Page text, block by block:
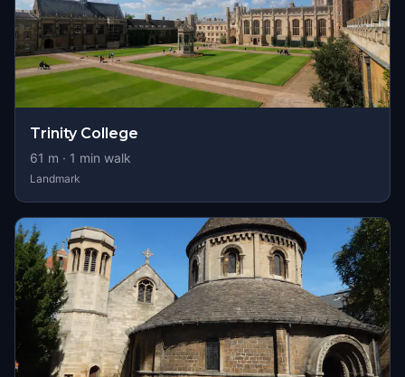
Trinity College
61 m · 1 min walk
Landmark